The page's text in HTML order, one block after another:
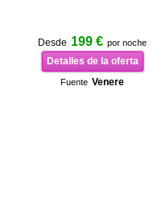
Desde 199 € por noche
Detalles de la oferta
Fuente Venere